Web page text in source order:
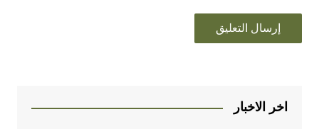
اخر الاخبار